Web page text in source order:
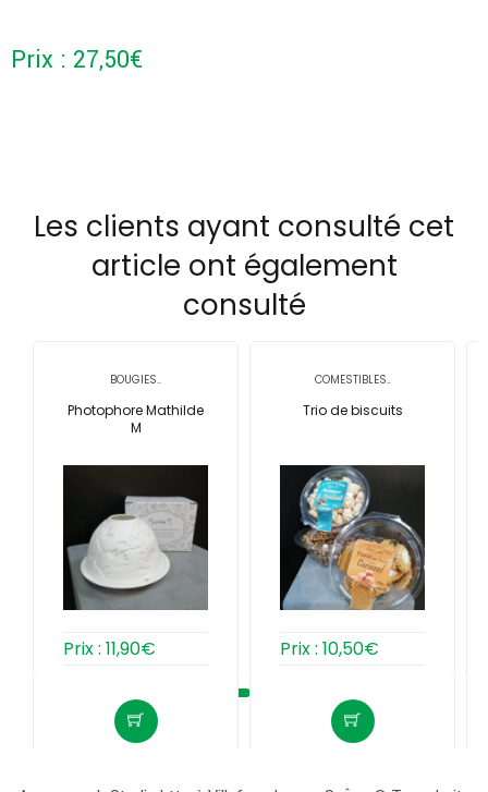
Prix : 27,50€
Les clients ayant consulté cet
article ont également
consulté
BOUGIES..
Photophore Mathilde
M
Prix : 11,90€
COMESTIBLES..
Trio de biscuits
Prix : 10,50€